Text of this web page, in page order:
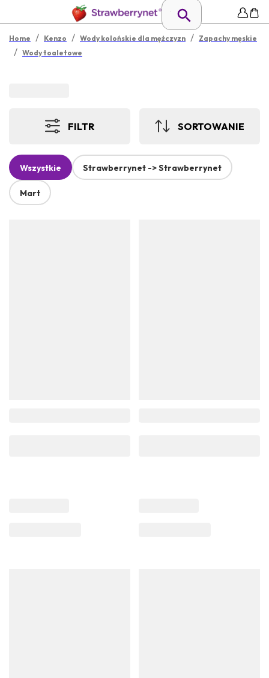
Home / Kenzo / Wody kolońskie dla mężczyzn / Zapachy męskie
/ Wody toaletowe
FILTR SORTOWANIE
Wszystkie Strawberrynet -> Strawberrynet
Mart